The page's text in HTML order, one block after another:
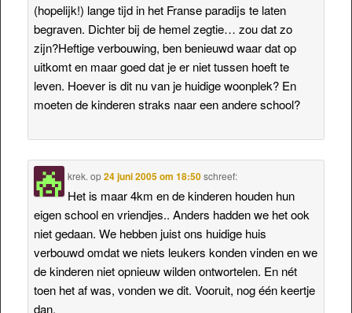
(hopelijk!) lange tijd in het Franse paradijs te laten
begraven. Dichter bij de hemel zegtie… zou dat zo
zijn?Heftige verbouwing, ben benieuwd waar dat op
uitkomt en maar goed dat je er niet tussen hoeft te
leven. Hoever is dit nu van je huidige woonplek? En
moeten de kinderen straks naar een andere school?
krek. op24 juni 2005 om 18:50 schreef:
Het is maar 4km en de kinderen houden hun
eigen school en vriendjes.. Anders hadden we het ook
niet gedaan. We hebben juist ons huidige huis
verbouwd omdat we niets leukers konden vinden en we
de kinderen niet opnieuw wilden ontwortelen. En nét
toen het af was, vonden we dit. Vooruit, nog één keertje
dan.